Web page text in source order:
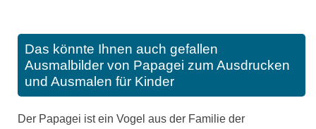
Das könnte Ihnen auch gefallen
Ausmalbilder von Papagei zum Ausdrucken
und Ausmalen für Kinder
Der Papagei ist ein Vogel aus der Familie der